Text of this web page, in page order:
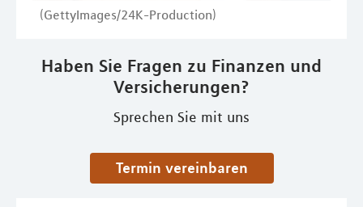
(GettyImages/24K-Production)
Haben Sie Fragen zu Finanzen und
Versicherungen?
Sprechen Sie mit uns
Termin vereinbaren